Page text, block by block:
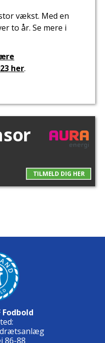
vækst. Med en
to år. Se mere i
her.
Fodbold
86-88